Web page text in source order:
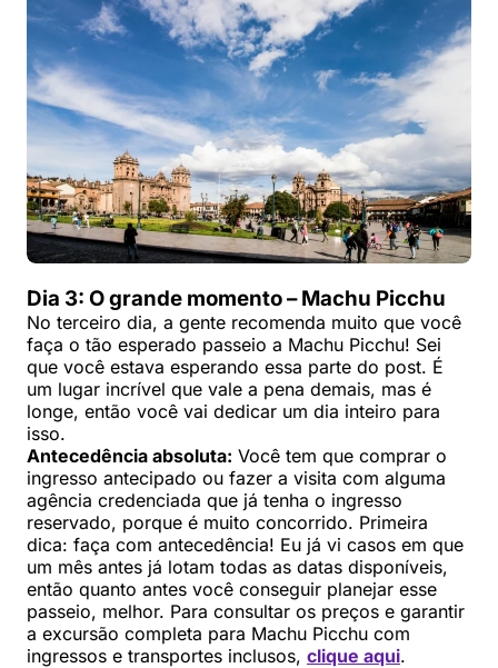
Dia 3: O grande momento – Machu Picchu
No terceiro dia, a gente recomenda muito que você
faça o tão esperado passeio a Machu Picchu! Sei
que você estava esperando essa parte do post. É
um lugar incrível que vale a pena demais, mas é
longe, então você vai dedicar um dia inteiro para
isso.
Antecedência absoluta: Você tem que comprar o
ingresso antecipado ou fazer a visita com alguma
agência credenciada que já tenha o ingresso
reservado, porque é muito concorrido. Primeira
dica: faça com antecedência! Eu já vi casos em que
um mês antes já lotam todas as datas disponíveis,
então quanto antes você conseguir planejar esse
passeio, melhor. Para consultar os preços e garantir
a excursão completa para Machu Picchu com
ingressos e transportes inclusos, clique aqui.